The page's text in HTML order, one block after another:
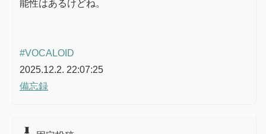
能性はあるけどね。
#VOCALOID
2025.12.2. 22:07:25
備忘録